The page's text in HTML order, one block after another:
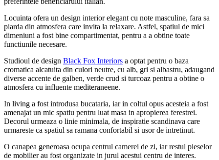
Locuinta ofera un design interior elegant cu note masculine, fara sa
piarda din atmosfera care invita la relaxare. Astfel, spatiul de mici
dimeniuni a fost bine compartimentat, pentru a a obtine toate
functiunile necesare.
Studioul de design Black Fox Interiors a optat pentru o baza
cromatica alcatuita din culori neutre, cu alb, gri si albastru, adaugand
diverse accente de galben, verde crud si turcoaz pentru a obtine o
atmosfera cu influente mediteraneene.
In living a fost introdusa bucataria, iar in coltul opus acesteia a fost
amenajat un mic spatiu pentru luat masa in apropierea ferestrei.
Decorul urmeaza o linie minimala, de inspiratie scandinava care
urmareste ca spatiul sa ramana confortabil si usor de intretinut.
O canapea generoasa ocupa centrul camerei de zi, iar restul pieselor
de mobilier au fost organizate in jurul acestui centru de interes.